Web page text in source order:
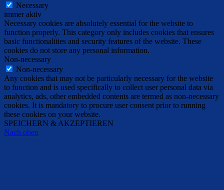
Necessary
immer aktiv
Necessary cookies are absolutely essential for the website to
function properly. This category only includes cookies that ensures
basic functionalities and security features of the website. These
cookies do not store any personal information.
Non-necessary
Non-necessary
Any cookies that may not be particularly necessary for the website
to function and is used specifically to collect user personal data via
analytics, ads, other embedded contents are termed as non-necessary
cookies. It is mandatory to procure user consent prior to running
these cookies on your website.
SPEICHERN & AKZEPTIEREN
Nach oben